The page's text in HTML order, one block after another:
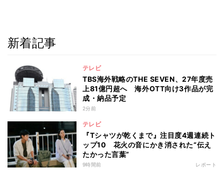
新着記事
テレビ
TBS海外戦略のTHE SEVEN、27年度売
上81億円超へ 海外OTT向け3作品が完
成・納品予定
2分前
テレビ
『Tシャツが乾くまで』注目度4週連続ト
ップ10 花火の音にかき消された“伝え
たかった言葉”
9時間前 レポート